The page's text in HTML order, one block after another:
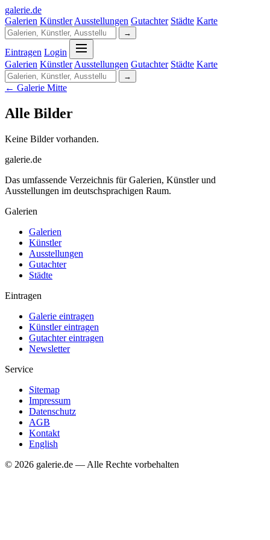
galerie.de
Galerien Künstler Ausstellungen Gutachter Städte Karte
→
Eintragen Login
Galerien Künstler Ausstellungen Gutachter Städte Karte
→
← Galerie Mitte
Alle Bilder
Keine Bilder vorhanden.
galerie.de
Das umfassende Verzeichnis für Galerien, Künstler und
Ausstellungen im deutschsprachigen Raum.
Galerien
Galerien
Künstler
Ausstellungen
Gutachter
Städte
Eintragen
Galerie eintragen
Künstler eintragen
Gutachter eintragen
Newsletter
Service
Sitemap
Impressum
Datenschutz
AGB
Kontakt
English
© 2026 galerie.de — Alle Rechte vorbehalten